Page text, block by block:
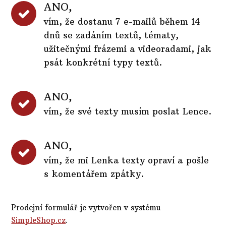
ANO,
vím, že dostanu 7 e-mailů během 14
dnů se zadáním textů, tématy,
užitečnými frázemi a videoradami, jak
psát konkrétní typy textů.
ANO,
vím, že své texty musím poslat Lence.
ANO,
vím, že mi Lenka texty opraví a pošle
s komentářem zpátky.
Prodejní formulář je vytvořen v systému
SimpleShop.cz.